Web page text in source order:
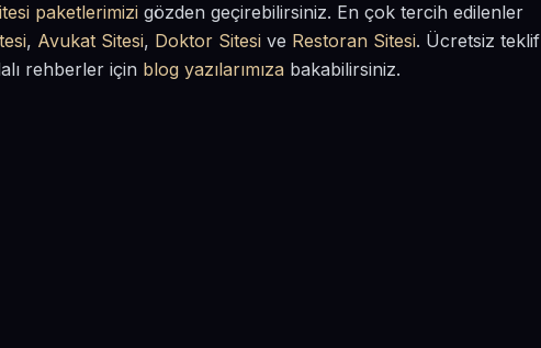
paketlerimizi gözden geçirebilirsiniz. En çok tercih edilenler
, Avukat Sitesi, Doktor Sitesi ve Restoran Sitesi. Ücretsiz teklif
rehberler için blog yazılarımıza bakabilirsiniz.